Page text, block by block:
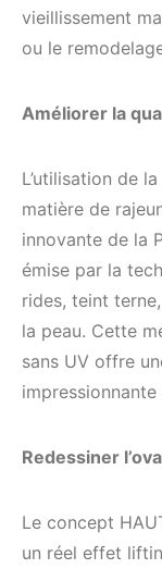
vieillissement
ou le
Améliorer la
L’utilisation de
matière de
innovante de la
émise par la
rides, teint
la peau. Cette
sans UV offre
impressionnante
Redessiner
Le concept
un réel effet